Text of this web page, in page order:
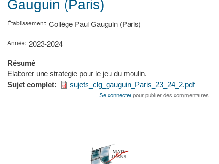
Gauguin (Paris)
Établissement Collège Paul Gauguin (Paris)
Année 2023-2024
Résumé
Elaborer une stratégie pour le jeu du moulin.
Sujet complet
sujets_clg_gauguin_Paris_23_24_2.pdf
Se connecterpour publier des commentaires